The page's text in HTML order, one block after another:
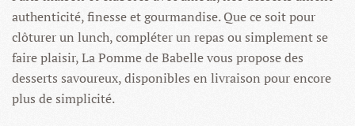
authenticité, finesse et gourmandise. Que ce soit pour
clôturer un lunch, compléter un repas ou simplement se
faire plaisir, La Pomme de Babelle vous propose des
desserts savoureux, disponibles en livraison pour encore
plus de simplicité.